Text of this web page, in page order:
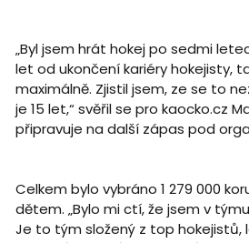
„Byl jsem hrát hokej po sedmi
let od ukončení kariéry hokejisty,
maximálně. Zjistil jsem, ze se to
je 15 let,“ svěřil se pro kaocko.cz
připravuje na další zápas pod
Celkem bylo vybráno 1 279 000
dětem. „Bylo mi ctí, že jsem v
Je to tým složený z top hokejistů,